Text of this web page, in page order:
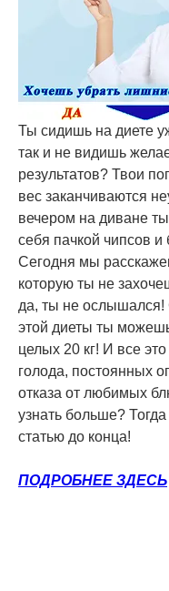
Ты сидишь на диете
так и не видишь
результатов? Твои
вес заканчиваются
вечером на диване
себя пачкой чипсов и
Сегодня мы
которую ты не
да, ты не
этой диеты ты
целых 20 кг! И все это
голода, постоянных
отказа от любимых
узнать больше?
статью до конца!
ПОДРОБНЕЕ ЗДЕСЬ